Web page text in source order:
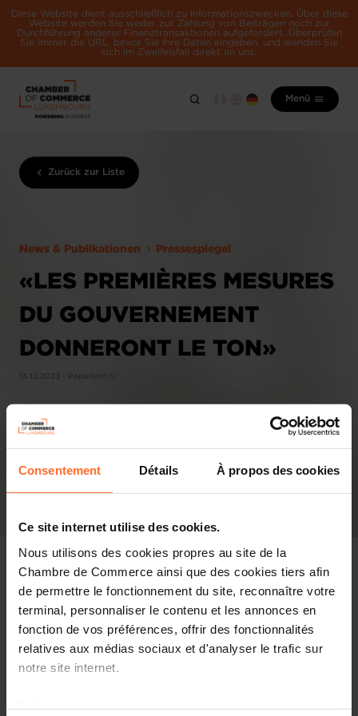
Consentement Détails À propos des cookies
Ce site internet utilise des cookies.
Nous utilisons des cookies propres au site de la
Chambre de Commerce ainsi que des cookies tiers afin
de permettre le fonctionnement du site, reconnaître votre
terminal, personnaliser le contenu et les annonces en
fonction de vos préférences, offrir des fonctionnalités
relatives aux médias sociaux et d'analyser le trafic sur
notre site internet.
Diese Website dient ausschließlich zu Informationszwecken. Über diese
Website werden Sie weder zur Zahlung von Beiträgen noch zur
Durchführung anderer Finanztransaktionen aufgefordert. Überprüfen
Sie immer die URL, bevor Sie Ihre Daten eingeben, und wenden Sie
sich im Zweifelsfall direkt an uns.
Menü
Zurück zur Liste
News & Publikationen Pressespiegel
«LES PREMIÈRES MESURES
DU GOUVERNEMENT
DONNERONT LE TON»
Pressespiegel
Diesen Artikel teilen